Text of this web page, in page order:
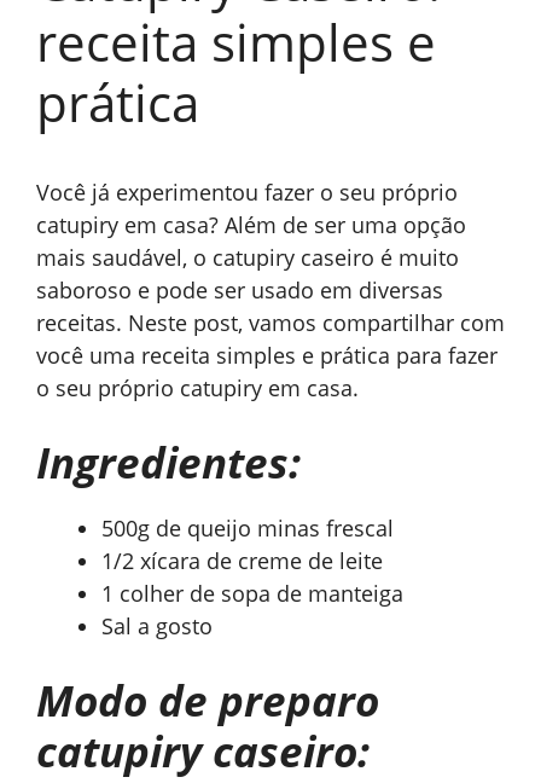
receita simples e
prática
Você já experimentou fazer o seu próprio
catupiry em casa? Além de ser uma opção
mais saudável, o catupiry caseiro é muito
saboroso e pode ser usado em diversas
receitas. Neste post, vamos compartilhar com
você uma receita simples e prática para fazer
o seu próprio catupiry em casa.
Ingredientes:
500g de queijo minas frescal
1/2 xícara de creme de leite
1 colher de sopa de manteiga
Sal a gosto
Modo de preparo
catupiry caseiro: